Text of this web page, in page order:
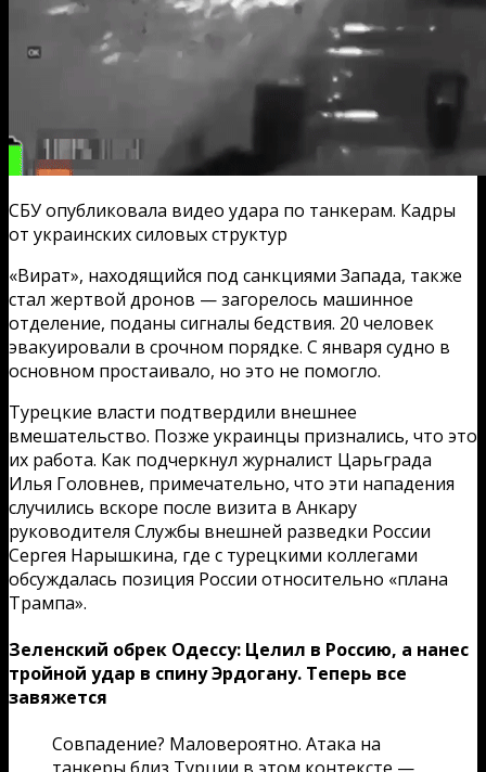
СБУ опубликовала видео удара по танкерам. Кадры
от украинских силовых структур
«Вират», находящийся под санкциями Запада, также
стал жертвой дронов — загорелось машинное
отделение, поданы сигналы бедствия. 20 человек
эвакуировали в срочном порядке. С января судно в
основном простаивало, но это не помогло.
Турецкие власти подтвердили внешнее
вмешательство. Позже украинцы признались, что это
их работа. Как подчеркнул журналист Царьграда
Илья Головнев, примечательно, что эти нападения
случились вскоре после визита в Анкару
руководителя Службы внешней разведки России
Сергея Нарышкина, где с турецкими коллегами
обсуждалась позиция России относительно «плана
Трампа».
Зеленский обрек Одессу: Целил в Россию, а нанес
тройной удар в спину Эрдогану. Теперь все
завяжется
Совпадение? Маловероятно. Атака на